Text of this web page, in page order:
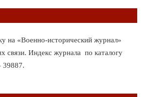
на «Военно-исторический журнал»
связи. Индекс журнала по каталогу
39887.